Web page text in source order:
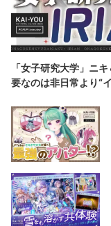
「女子研究大学」ニ
要なのは非日常より“